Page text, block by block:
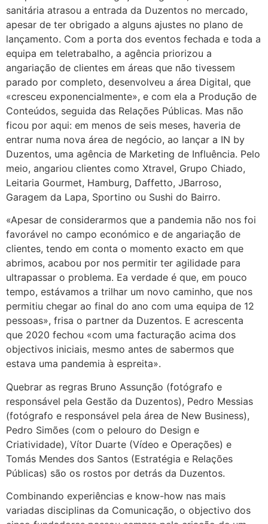
sanitária atrasou a entrada da Duzentos no mercado,
apesar de ter obrigado a alguns ajustes no plano de
lançamento. Com a porta dos eventos fechada e toda a
equipa em teletrabalho, a agência priorizou a
angariação de clientes em áreas que não tivessem
parado por completo, desenvolveu a área Digital, que
«cresceu exponencialmente», e com ela a Produção de
Conteúdos, seguida das Relações Públicas. Mas não
ficou por aqui: em menos de seis meses, haveria de
entrar numa nova área de negócio, ao lançar a IN by
Duzentos, uma agência de Marketing de Influência. Pelo
meio, angariou clientes como Xtravel, Grupo Chiado,
Leitaria Gourmet, Hamburg, Daffetto, JBarroso,
Garagem da Lapa, Sportino ou Sushi do Bairro.
«Apesar de considerarmos que a pandemia não nos foi
favorável no campo económico e de angariação de
clientes, tendo em conta o momento exacto em que
abrimos, acabou por nos permitir ter agilidade para
ultrapassar o problema. Ea verdade é que, em pouco
tempo, estávamos a trilhar um novo caminho, que nos
permitiu chegar ao final do ano com uma equipa de 12
pessoas», frisa o partner da Duzentos. E acrescenta
que 2020 fechou «com uma facturação acima dos
objectivos iniciais, mesmo antes de sabermos que
estava uma pandemia à espreita».
Quebrar as regras Bruno Assunção (fotógrafo e
responsável pela Gestão da Duzentos), Pedro Messias
(fotógrafo e responsável pela área de New Business),
Pedro Simões (com o pelouro do Design e
Criatividade), Vítor Duarte (Vídeo e Operações) e
Tomás Mendes dos Santos (Estratégia e Relações
Públicas) são os rostos por detrás da Duzentos.
Combinando experiências e know-how nas mais
variadas disciplinas da Comunicação, o objectivo dos